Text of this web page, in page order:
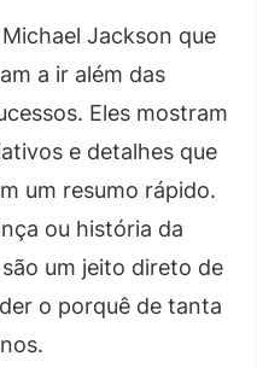
Jackson que
a ir além das
Eles mostram
e detalhes que
um resumo rápido.
ou história da
um jeito direto de
o porquê de tanta